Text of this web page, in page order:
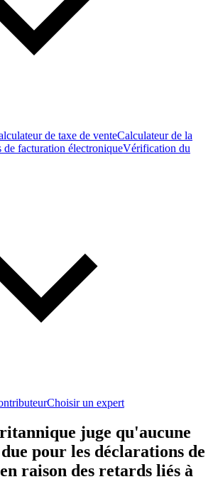
de taxe de venteCalculateur de la
de facturation électroniqueVérification du
Choisir un expert
juge qu'aucune
pour les déclarations de
raison des retards liés à